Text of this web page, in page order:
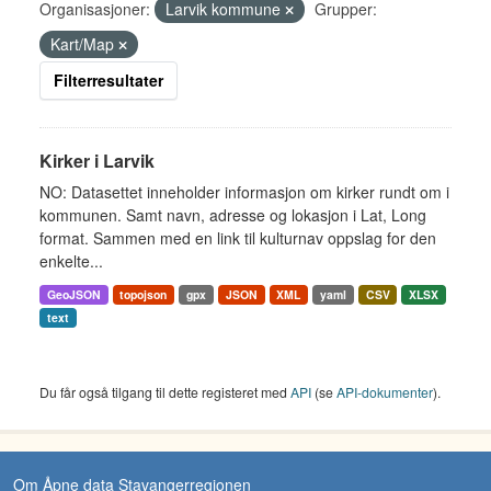
Organisasjoner:
Larvik kommune
Grupper:
Kart/Map
Filterresultater
Kirker i Larvik
NO: Datasettet inneholder informasjon om kirker rundt om i
kommunen. Samt navn, adresse og lokasjon i Lat, Long
format. Sammen med en link til kulturnav oppslag for den
enkelte...
GeoJSON topojson gpx JSON XML yaml CSV
XLSX
text
Du får også tilgang til dette registeret med API (seAPI-dokumenter).
Om Åpne data Stavangerregionen